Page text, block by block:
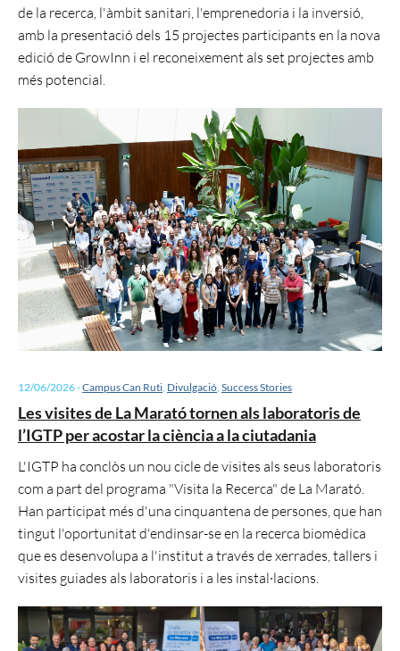
de la recerca, l'àmbit sanitari, l'emprenedoria i la inversió,
amb la presentació dels 15 projectes participants en la nova
edició de GrowInn i el reconeixement als set projectes amb
més potencial.
12/06/2026-Campus Can Ruti, Divulgació, Success Stories
Les visites de La Marató tornen als laboratoris de
l’IGTP per acostar la ciència a la ciutadania
L'IGTP ha conclòs un nou cicle de visites als seus laboratoris
com a part del programa "Visita la Recerca" de La Marató.
Han participat més d'una cinquantena de persones, que han
tingut l'oportunitat d'endinsar-se en la recerca biomèdica
que es desenvolupa a l'institut a través de xerrades, tallers i
visites guiades als laboratoris i a les instal·lacions.